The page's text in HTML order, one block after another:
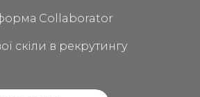
Collaborator
скіли в рекрутингу